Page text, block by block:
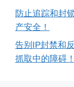
防止追踪和封
产安全！
告别IP封禁和
抓取中的障碍！